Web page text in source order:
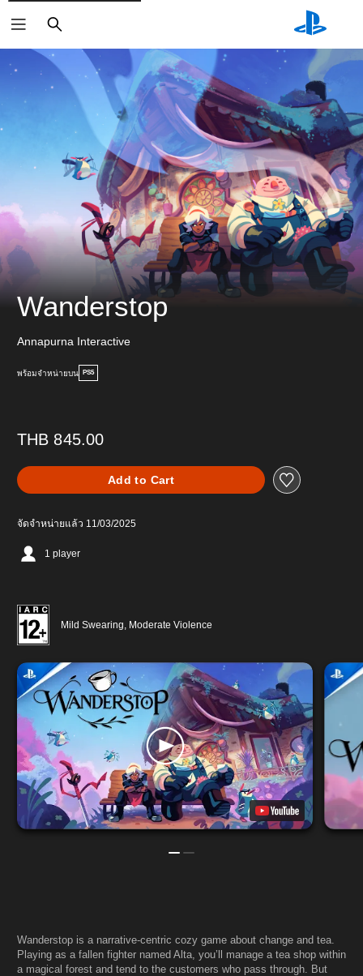
Wanderstop
Annapurna Interactive
พร้อมจำหน่ายบน PS5
THB 845.00
Add to Cart
จัดจำหน่ายแล้ว 11/03/2025
1 player
Mild Swearing, Moderate Violence
Wanderstop is a narrative-centric cozy game about change and tea.
Playing as a fallen fighter named Alta, you’ll manage a tea shop within
a magical forest and tend to the customers who pass through. But